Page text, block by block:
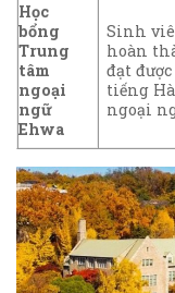
Học
bổng
Trung
tâm
ngoại
ngữ
Ehwa
Sinh
hoàn
đạt
tiếng
ngoại